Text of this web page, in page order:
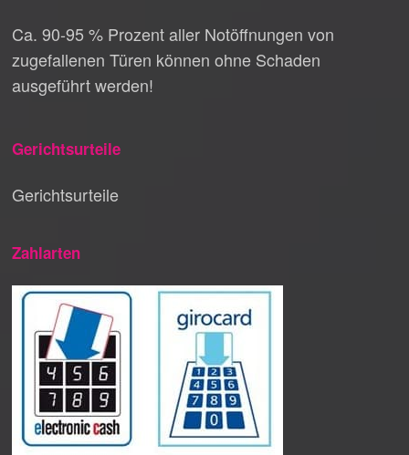
Ca. 90-95 % Prozent aller Notöffnungen von
zugefallenen Türen können ohne Schaden
ausgeführt werden!
Gerichtsurteile
Gerichtsurteile
Zahlarten